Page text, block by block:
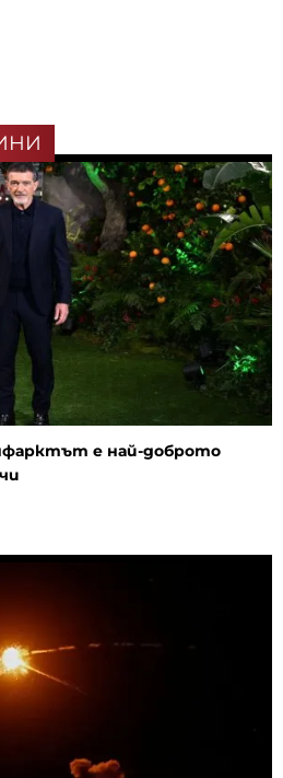
е най-доброто